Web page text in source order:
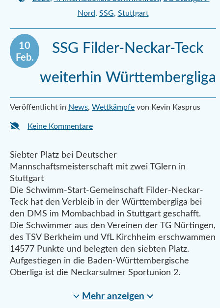
Nord, SSG, Stuttgart
10
Feb.
SSG Filder-Neckar-Teck
weiterhin Württembergliga
Veröffentlicht in News, Wettkämpfe von Kevin Kasprus
Keine Kommentare
Siebter Platz bei Deutscher
Mannschaftsmeisterschaft mit zwei TGlern in
Stuttgart
Die Schwimm-Start-Gemeinschaft Filder-Neckar-
Teck hat den Verbleib in der Württembergliga bei
den DMS im Mombachbad in Stuttgart geschafft.
Die Schwimmer aus den Vereinen der TG Nürtingen,
des TSV Berkheim und VfL Kirchheim erschwammen
14577 Punkte und belegten den siebten Platz.
Aufgestiegen in die Baden-Württembergische
Oberliga ist die Neckarsulmer Sportunion 2.
Mehr anzeigen